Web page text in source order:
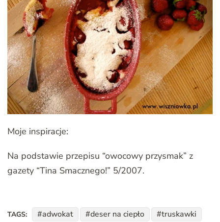
Moje inspiracje:
Na podstawie przepisu “owocowy przysmak” z
gazety “Tina Smacznego!” 5/2007.
TAGS: adwokat deser na ciepło
truskawki